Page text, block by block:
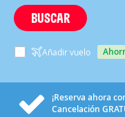
BUSCAR
Añadir vuelo
¡Reserva ahora
Cancelación